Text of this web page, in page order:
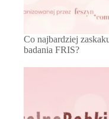
Co najbardziej
badania FRIS?